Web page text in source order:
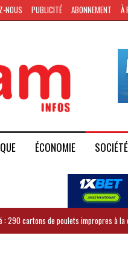
NOUS PUBLICITÉ ABONNEMENT À
ÉCONOMIE SOCIÉTÉ
: 290 cartons de poulets impropres à